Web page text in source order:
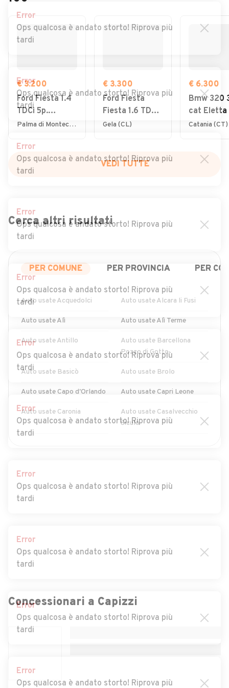
€ 3.200
Ford Fiesta 1.4
TDCi 5p.
Titanium
Palma di Montechiaro (AG)
€ 3.300
Ford Fiesta
Fiesta 1.6 TDCi
90CV 3 porte
Gela (CL)
€ 6.300
Bmw 320
cat Eletta
Catania (CT)
VEDI TUTTE
Cerca altri risultati
PER COMUNE PER PROVINCIA PER
Auto usate Acquedolci Auto usate Alcara li Fusi
Auto usate Alì Auto usate Alì Terme
Auto usate Antillo
Auto usate Barcellona
Pozzo di Gotto
Auto usate Basicò Auto usate Brolo
Auto usate Capo d'Orlando Auto usate Capri Leone
Auto usate Caronia
Auto usate Casalvecchio
Siculo
Auto usate Castelmola
Auto usate Cesarò
Auto usate Fiumedinisi
Auto usate Fondachelli-
Auto usate Francavilla di
Sicilia
Auto usate Frazzanò
Auto usate Furci Siculo
Auto usate Gallodoro Auto usate Giardini-Naxos
Concessionari aCapizzi
Error
Ops qualcosa è andato storto! Riprova più
tardi
Error
Ops qualcosa è andato storto! Riprova più
tardi
Error
Ops qualcosa è andato storto! Riprova più
tardi
Error
Ops qualcosa è andato storto! Riprova più
tardi
Error
Ops qualcosa è andato storto! Riprova più
tardi
Error
Ops qualcosa è andato storto! Riprova più
tardi
Error
Ops qualcosa è andato storto! Riprova più
tardi
Error
Ops qualcosa è andato storto! Riprova più
tardi
Error
Ops qualcosa è andato storto! Riprova più
tardi
Error
Ops qualcosa è andato storto! Riprova più
tardi
Error
Ops qualcosa è andato storto! Riprova più